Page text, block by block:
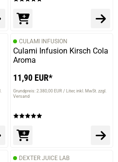
CULAMI INFUSION
Culami Infusion Kirsch Cola
Aroma
11,90 EUR*
Grundpreis: 2.380,00 EUR / Liter inkl. MwSt. zzgl.
Versand
DEXTER JUICE LAB